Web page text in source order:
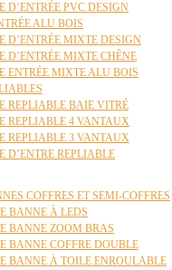
D’ENTRÉE PVC DESIGN
ALU BOIS
D’ENTRÉE MIXTE DESIGN
D’ENTRÉE MIXTE CHÊNE
ENTRÉE MIXTE ALU BOIS
REPLIABLE BAIE VITRÉ
REPLIABLE 4 VANTAUX
REPLIABLE 3 VANTAUX
D’ENTRE REPLIABLE
COFFRES ET SEMI-COFFRES
BANNE À LEDS
BANNE ZOOM BRAS
BANNE COFFRE DOUBLE
BANNE À TOILE ENROULABLE